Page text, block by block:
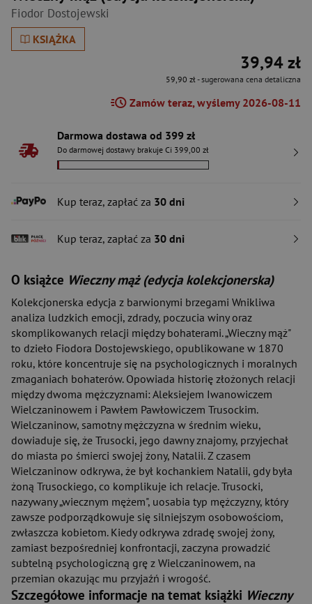
Fiodor Dostojewski
KSIĄŻKA
39,94 zł
59,90 zł- sugerowana cena detaliczna
Zamów teraz, wyślemy 2026-08-11
Darmowa dostawa od 399 zł
Do darmowej dostawy brakuje Ci 399,00 zł
Kup teraz, zapłać za 30 dni
Kup teraz, zapłać za 30 dni
O książce Wieczny mąż (edycja kolekcjonerska)
Kolekcjonerska edycja z barwionymi brzegami Wnikliwa
analiza ludzkich emocji, zdrady, poczucia winy oraz
skomplikowanych relacji między bohaterami. „Wieczny mąż"
to dzieło Fiodora Dostojewskiego, opublikowane w 1870
roku, które koncentruje się na psychologicznych i moralnych
zmaganiach bohaterów. Opowiada historię złożonych relacji
między dwoma mężczyznami: Aleksiejem Iwanowiczem
Wielczaninowem i Pawłem Pawłowiczem Trusockim.
Wielczaninow, samotny mężczyzna w średnim wieku,
dowiaduje się, że Trusocki, jego dawny znajomy, przyjechał
do miasta po śmierci swojej żony, Natalii. Z czasem
Wielczaninow odkrywa, że był kochankiem Natalii, gdy była
żoną Trusockiego, co komplikuje ich relacje. Trusocki,
nazywany „wiecznym mężem", uosabia typ mężczyzny, który
zawsze podporządkowuje się silniejszym osobowościom,
zwłaszcza kobietom. Kiedy odkrywa zdradę swojej żony,
zamiast bezpośredniej konfrontacji, zaczyna prowadzić
subtelną psychologiczną grę z Wielczaninowem, na
przemian okazując mu przyjaźń i wrogość.
Szczegółowe informacje na temat książki Wieczny